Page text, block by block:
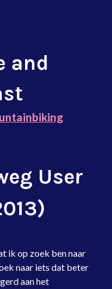
and
User
ik op zoek ben naar
naar iets dat beter
aan het